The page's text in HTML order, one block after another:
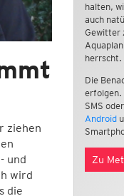
ziehen
und
wird
die
halten,
auch
Gewitter
herrscht.
Die
erfolgen.
SMS
Android
Zu